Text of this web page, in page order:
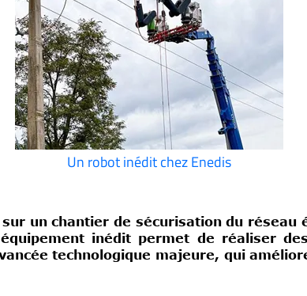
Un robot inédit chez Enedis
un chantier de sécurisation du
inédit permet de réaliser
technologique majeure, qui